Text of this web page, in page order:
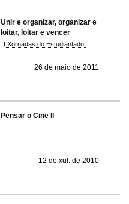
Unir e organizar, organizar e
loitar, loitar e vencer
26 de maio de 2011
Pensar o Cine II
12 de xul. de 2010